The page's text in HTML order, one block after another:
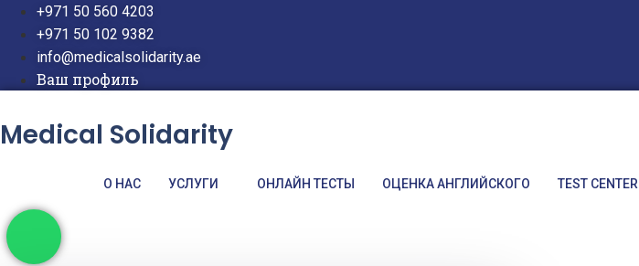
Перейти
содержимому
+971 50 560 4203
+971 50 102 9382
info@medicalsolidarity.ae
Ваш профиль
Medical Solidarity
О НАС УСЛУГИ ОНЛАЙН ТЕСТЫ ОЦЕНКА АНГЛИЙСКОГО TEST CENTER